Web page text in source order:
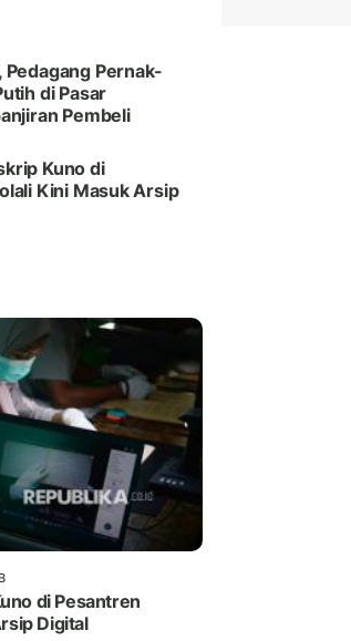
Pedagang Pernak-
di Pasar
Pembeli
Kuno di
Kini Masuk Arsip
di Pesantren
Digital